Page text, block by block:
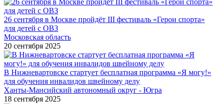
26 сентября в Москве пройдёт III фестиваль «Герои спорта»
для детей с ОВЗ
Московская область
20 сентября 2025
В Нижневартовске стартует бесплатная программа «Я могу!»
для обучения инвалидов швейному делу
Ханты-Мансийский автономный округ - Югра
18 сентября 2025